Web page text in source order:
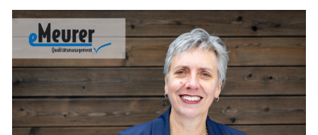
ist
mit
mir
zu
arbeiten?